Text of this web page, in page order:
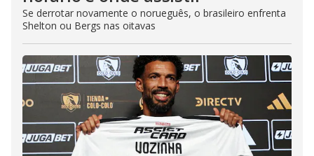
Se derrotar novamente o norueguês, o brasileiro enfrenta
Shelton ou Bergs nas oitavas